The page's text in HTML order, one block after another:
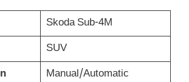
Skoda Sub-4M
SUV
Manual/Automatic